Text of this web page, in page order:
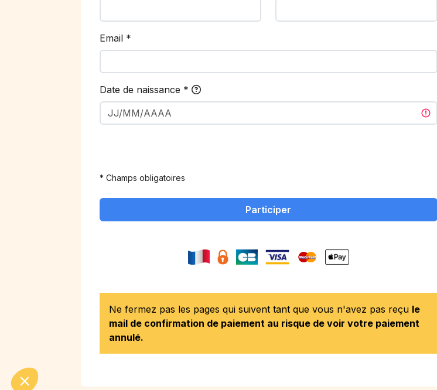
Email *
Date de naissance *
* Champs obligatoires
Participer
Ne fermez pas les pages qui suivent tant que vous n'avez pas reçu le
mail de confirmation de paiement au risque de voir votre paiement
annulé.